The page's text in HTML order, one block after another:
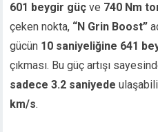
601 beygir güç ve 740 Nm
çeken nokta, “N Grin Boost”
gücün 10 saniyeliğine 641
çıkması. Bu güç artışı
sadece 3.2 saniyede
km/s.